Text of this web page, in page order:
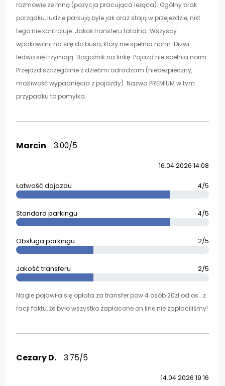
rozmowie ze mną (pozycja pracująca leżąca). Ogólny brak
porządku, ludzie parkują byle jak oraz stają w przejeździe, nikt
tego nie kontroluje. Jakoś transferu fatalna. Wszyscy
wpakowani na siłę do busa, który nie spełnia norm. Drzwi
ledwo się trzymają. Bagażnik na linkę. Pojazd nie spełnia norm.
Przejazd szczególnie z dziećmi odradzam (niebezpieczny,
możliwość wypadnięcia z pojazdy). Nazwa PREMIUM w tym
przypadku to pomyłka.
Marcin 3.00/5
16.04.2026 14:08
Łatwość dojazdu 4/5
Standard parkingu 4/5
Obsługa parkingu 2/5
Jakość transferu 2/5
Nagle pojawiła się opłata za transfer pow 4 osób 20zl od os… z
racji faktu, że było wszystko zapłacone on line nie zapłaciliśmy!
Cezary D. 3.75/5
14.04.2026 19:16